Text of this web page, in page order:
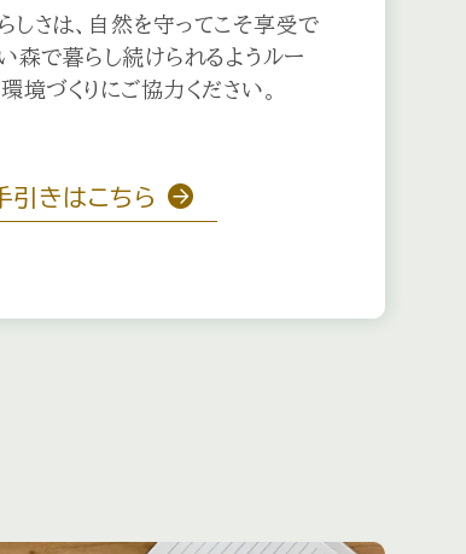
しさは、自然を守ってこそ享受で
森で暮らし続けられるようルー
境づくりにご協力ください。
引きはこちら